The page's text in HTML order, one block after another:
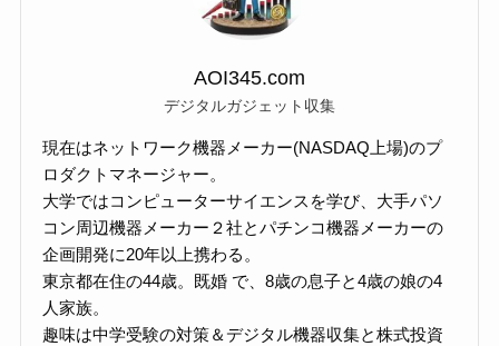
AOI345.com
デジタルガジェット収集
現在はネットワーク機器メーカー(NASDAQ上場)のプ
ロダクトマネージャー。
大学ではコンピューターサイエンスを学び、大手パソ
コン周辺機器メーカー２社とパチンコ機器メーカーの
企画開発に20年以上携わる。
東京都在住の44歳。既婚 で、8歳の息子と4歳の娘の4
人家族。
趣味は中学受験の対策＆デジタル機器収集と株式投資